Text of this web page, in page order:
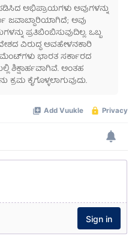
ಅಭಿಪ್ರಾಯಗಳು ಅವುಗಳನ್ನು
ಜವಾಬ್ದಾರಿಯಾಗಿದೆ; ಅವು
ಪ್ರತಿಬಿಂಬಿಸುವುದಿಲ್ಲ. ಒಬ್ಬ
ವಿರುದ್ಧ ಅವಹೇಳನಕಾರಿ
ಭಾರತ ಸರ್ಕಾರದ
ಶಿಕ್ಷಾರ್ಹವಾಗಿವೆ. ಅಂತಹ
ಕೈಗೊಳ್ಳಲಾಗುವುದು.